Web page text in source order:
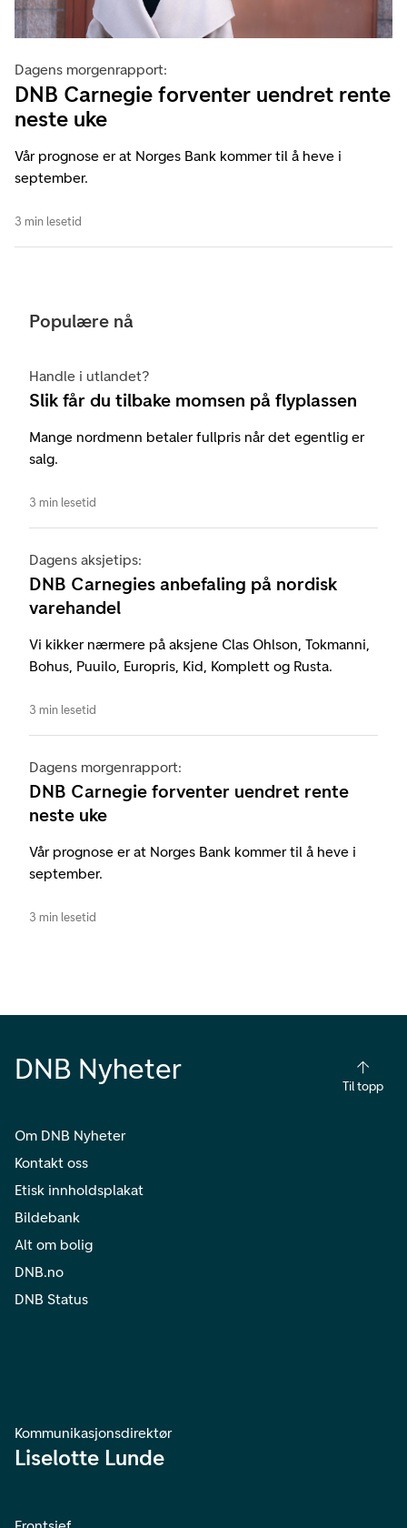
Dagens morgenrapport:
DNB Carnegie forventer uendret rente
neste uke
Vår prognose er at Norges Bank kommer til å heve i
september.
3 min lesetid
Populære nå
Handle i utlandet?
Slik får du tilbake momsen på flyplassen
Mange nordmenn betaler fullpris når det egentlig er
salg.
3 min lesetid
Dagens aksjetips:
DNB Carnegies anbefaling på nordisk
varehandel
Vi kikker nærmere på aksjene Clas Ohlson, Tokmanni,
Bohus, Puuilo, Europris, Kid, Komplett og Rusta.
3 min lesetid
Dagens morgenrapport:
DNB Carnegie forventer uendret rente
neste uke
Vår prognose er at Norges Bank kommer til å heve i
september.
3 min lesetid
DNB Nyheter
Til topp
Om DNB Nyheter
Kontakt oss
Etisk innholdsplakat
Bildebank
Alt om bolig
DNB.no
DNB Status
Kommunikasjonsdirektør
Liselotte Lunde